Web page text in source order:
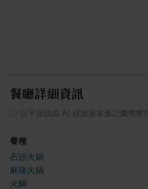
餐廳詳細資訊
以下資訊由 AI 從部落客食記彙整整理
餐種
石頭火鍋
麻辣火鍋
火鍋